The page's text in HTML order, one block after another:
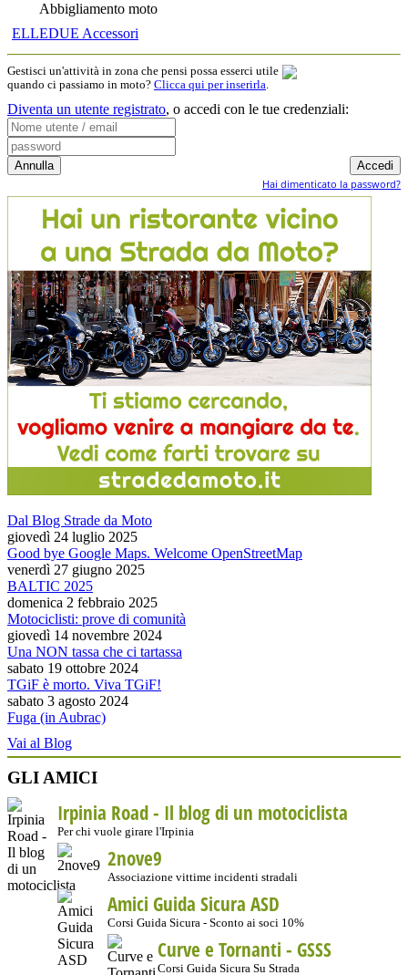
Abbigliamento moto
ELLEDUE Accessori
Gestisci un'attività in zona che pensi possa esserci utile
quando ci passiamo in moto? Clicca qui per inserirla.
Diventa un utente registrato, o accedi con le tue credenziali:
Hai dimenticato la password?
Dal Blog Strade da Moto
giovedì 24 luglio 2025
Good bye Google Maps. Welcome OpenStreetMap
venerdì 27 giugno 2025
BALTIC 2025
domenica 2 febbraio 2025
Motociclisti: prove di comunità
giovedì 14 novembre 2024
Una NON tassa che ci tartassa
sabato 19 ottobre 2024
TGiF è morto. Viva TGiF!
sabato 3 agosto 2024
Fuga (in Aubrac)
Vai al Blog
GLI AMICI
Irpinia Road - Il blog di un motociclista
Per chi vuole girare l'Irpinia
2nove9
Associazione vittime incidenti stradali
Amici Guida Sicura ASD
Corsi Guida Sicura - Sconto ai soci 10%
Curve e Tornanti - GSSS
Corsi Guida Sicura Su Strada